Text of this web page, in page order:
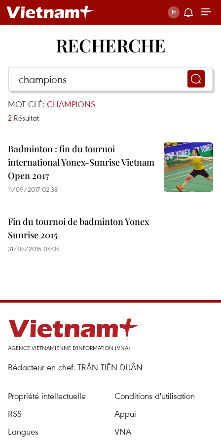
RECHERCHE
MOT CLÉ: CHAMPIONS
2 Résultat
Badminton : fin du tournoi
international Yonex-Sunrise Vietnam
Open 2017
11/09/2017 02:38
Fin du tournoi de badminton Yonex
Sunrise 2015
31/08/2015 04:04
AGENCE VIETNAMIENNE D'INFORMATION (VNA)
Rédacteur en chef: TRÂN TIÊN DUÂN
Propriété intellectuelle
Conditions d'utilisation
RSS
Appui
Langues
VNA